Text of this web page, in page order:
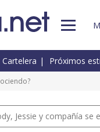
Cartelera Próximos
Jessie y compañía